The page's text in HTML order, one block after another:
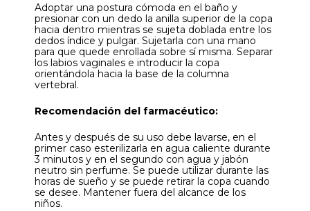
Adoptar una postura cómoda en el baño y
presionar con un dedo la anilla superior de la copa
hacia dentro mientras se sujeta doblada entre los
dedos índice y pulgar. Sujetarla con una mano
para que quede enrollada sobre sí misma. Separar
los labios vaginales e introducir la copa
orientándola hacia la base de la columna
vertebral.
Recomendación del farmacéutico:
Antes y después de su uso debe lavarse, en el
primer caso esterilizarla en agua caliente durante
3 minutos y en el segundo con agua y jabón
neutro sin perfume. Se puede utilizar durante las
horas de sueño y se puede retirar la copa cuando
se desee. Mantener fuera del alcance de los
niños.